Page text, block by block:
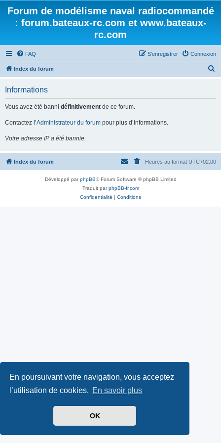
En poursuivant votre navigation, vous acceptez
l’utilisation de cookies. En savoir plus
OK
Forum de modélisme naval radiocommandé
: forum.bateaux-rc.com et www.bateaux-
rc.com
FAQ Connexion
S’enregistrer
Index du forum
e
Informations
Vous avez été banni définitivement de ce forum.
Contactez l’Administrateur du forum pour plus d’informations.
Votre adresse IP a été bannie.
Index du forum Heures au format UTC+02:00
Développé parphpBB® Forum Software © phpBB Limited
Traduit parphpBB-fr.com
Confidentialité | Conditions